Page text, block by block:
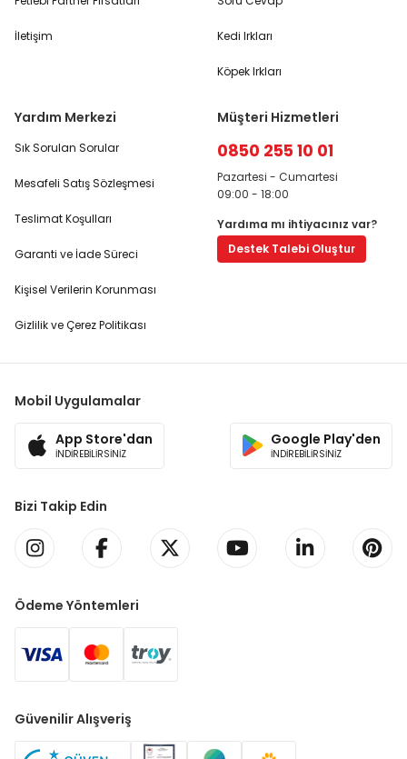
İletişim Kedi Irkları
Köpek Irkları
Yardım Merkezi
Sık Sorulan Sorular
Mesafeli Satış Sözleşmesi
Teslimat Koşulları
Garanti ve İade Süreci
Kişisel Verilerin Korunması
Gizlilik ve Çerez Politikası
Müşteri Hizmetleri
0850 255 10 01
Pazartesi - Cumartesi
09:00 - 18:00
Yardıma mı ihtiyacınız var?
Destek Talebi Oluştur
Mobil Uygulamalar
App Store'dan
İNDİREBİLİRSİNİZ
Google Play'den
İNDİREBİLİRSİNİZ
Bizi Takip Edin
Ödeme Yöntemleri
Güvenilir Alışveriş